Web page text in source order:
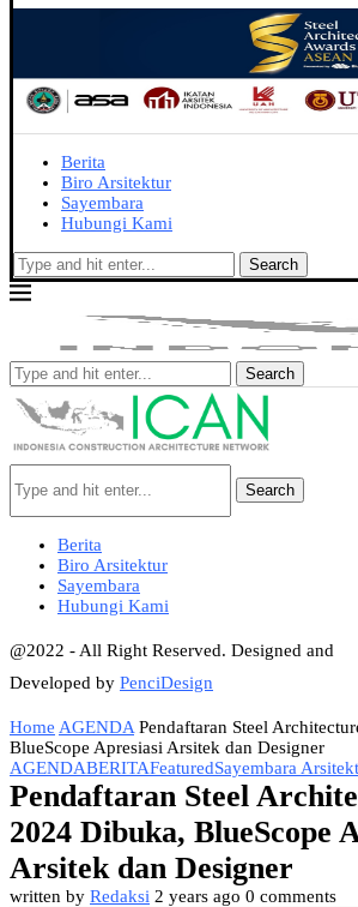
Berita
Biro Arsitektur
Sayembara
Hubungi Kami
Search
Search
Search
Berita
Biro Arsitektur
Sayembara
Hubungi Kami
@2022 - All Right Reserved. Designed and
Developed by PenciDesign
Home AGENDA Pendaftaran Steel
BlueScope Apresiasi Arsitek dan Designer
AGENDABERITAFeaturedSayembara
Pendaftaran Steel
2024 Dibuka, BlueScope
Arsitek dan Designer
written by Redaksi 2 years ago 0 comments